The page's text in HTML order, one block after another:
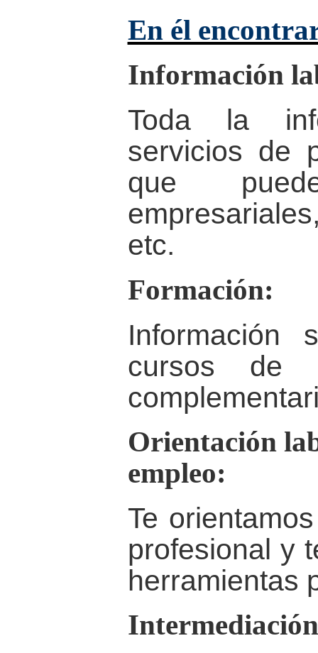
En él
Información
Toda la
servicios de
que
etc.
Formación:
Información
cursos de
Orientación
empleo:
Te
profesional y
herramientas